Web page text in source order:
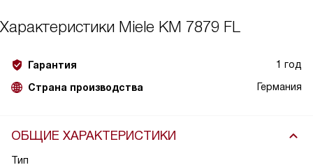
Характеристики Miele KM 7879 FL
Гарантия 1 год
Страна производства Германия
ОБЩИЕ ХАРАКТЕРИСТИКИ
Тип